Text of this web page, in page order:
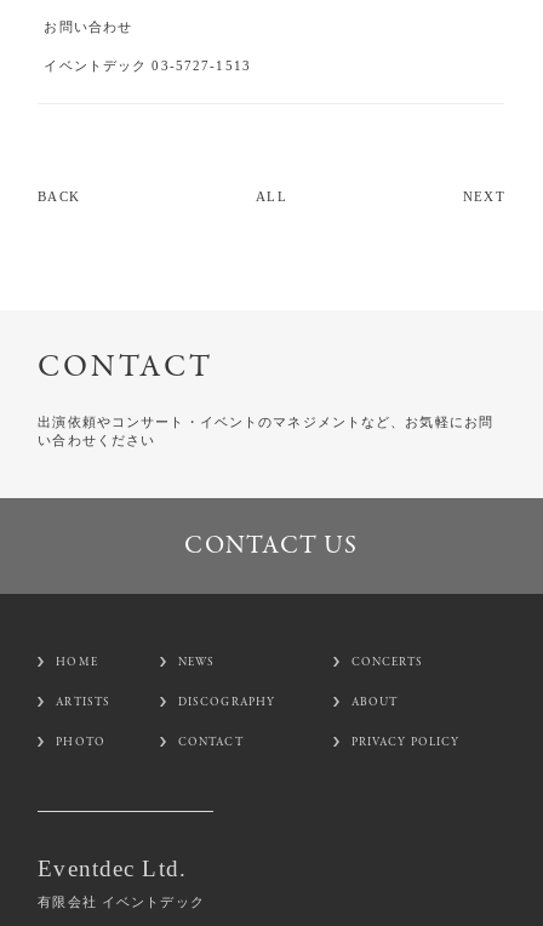
お問い合わせ
イベントデック 03-5727-1513
BACK ALL NEXT
CONTACT
出演依頼やコンサート・イベントのマネジメントなど、お気軽にお問
い合わせください
CONTACT US
HOME NEWS CONCERTS
ARTISTS DISCOGRAPHY ABOUT
PHOTO CONTACT PRIVACY POLICY
Eventdec Ltd.
有限会社 イベントデック